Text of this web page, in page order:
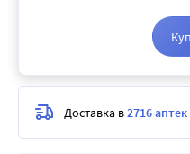
Доставка в2716 аптек